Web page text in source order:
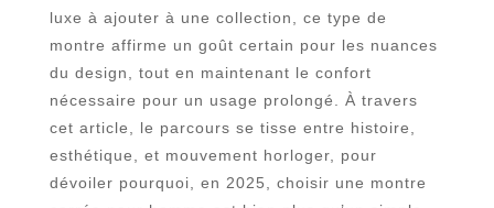
luxe à ajouter à une collection, ce type de
montre affirme un goût certain pour les nuances
du design, tout en maintenant le confort
nécessaire pour un usage prolongé. À travers
cet article, le parcours se tisse entre histoire,
esthétique, et mouvement horloger, pour
dévoiler pourquoi, en 2025, choisir une montre